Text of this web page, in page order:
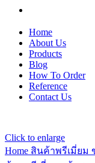
Home
About Us
Products
Blog
How To Order
Reference
Contact Us
Click to enlarge
Home สินค้าพรีเมี่ยม